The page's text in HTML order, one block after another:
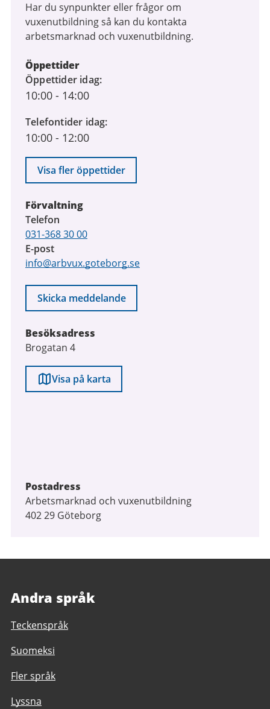
Har du synpunkter eller frågor om
vuxenutbildning så kan du kontakta
arbetsmarknad och vuxenutbildning.
Öppettider
Öppettider idag
10:00 - 14:00
Telefontider idag
10:00 - 12:00
Visa fler öppettider
Förvaltning
Telefon
031-368 30 00
E-post
info@arbvux.goteborg.se
Skicka meddelande
Besöksadress
Brogatan 4
Visa på karta
Postadress
Arbetsmarknad och vuxenutbildning
402 29 Göteborg
Andra språk
Teckenspråk
Suomeksi
Fler språk
Lyssna